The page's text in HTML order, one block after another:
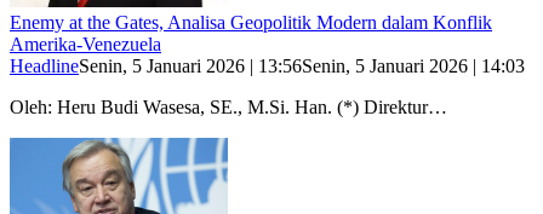
Enemy at the Gates, Analisa Geopolitik Modern dalam Konflik
Amerika-Venezuela
HeadlineSenin, 5 Januari 2026 | 13:56Senin, 5 Januari 2026 | 14:03
Oleh: Heru Budi Wasesa, SE., M.Si. Han. (*) Direktur…